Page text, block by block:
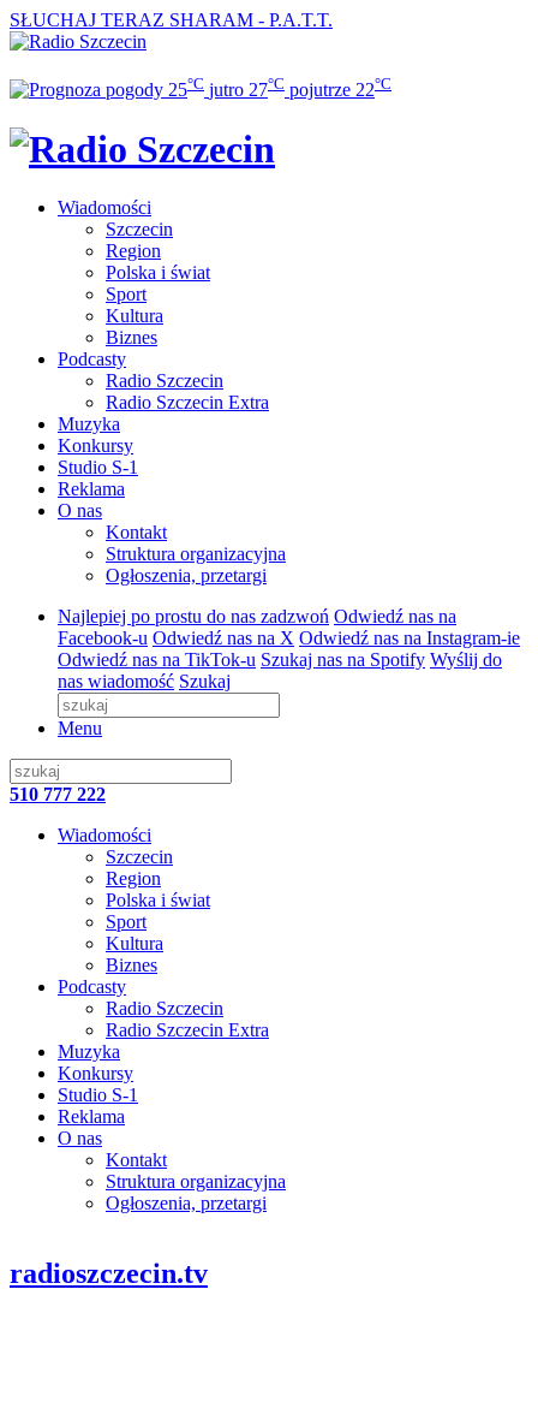
SŁUCHAJ TERAZ SHARAM - P.A.T.T.
25°C jutro 27°C pojutrze 22°C
Wiadomości
Szczecin
Region
Polska i świat
Sport
Kultura
Biznes
Podcasty
Radio Szczecin
Radio Szczecin Extra
Muzyka
Konkursy
Studio S-1
Reklama
O nas
Kontakt
Struktura organizacyjna
Ogłoszenia, przetargi
Najlepiej po prostu do nas zadzwoń Odwiedź nas na
Facebook-u Odwiedź nas na X Odwiedź nas na Instagram-ie
Odwiedź nas na TikTok-u Szukaj nas na Spotify Wyślij do
nas wiadomość Szukaj
Menu
510 777 222
Wiadomości
Szczecin
Region
Polska i świat
Sport
Kultura
Biznes
Podcasty
Radio Szczecin
Radio Szczecin Extra
Muzyka
Konkursy
Studio S-1
Reklama
O nas
Kontakt
Struktura organizacyjna
Ogłoszenia, przetargi
radioszczecin.tv